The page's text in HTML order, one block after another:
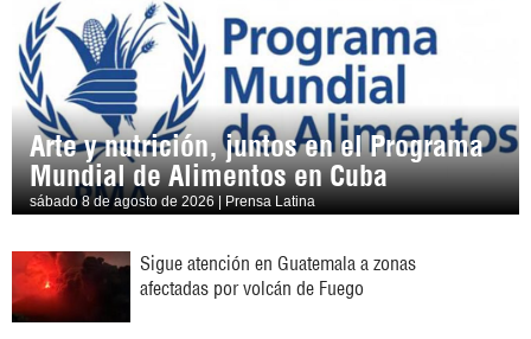
Arte y nutrición, juntos en el Programa
Mundial de Alimentos en Cuba
sábado 8 de agosto de 2026 | Prensa Latina
Sigue atención en Guatemala a zonas
afectadas por volcán de Fuego